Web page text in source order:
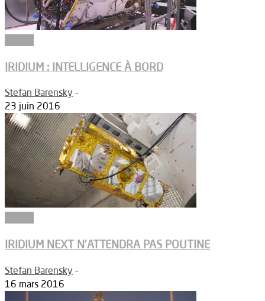
IRIDIUM : INTELLIGENCE À BORD
Stefan Barensky -
23 juin 2016
IRIDIUM NEXT N’ATTENDRA PAS POUTINE
Stefan Barensky -
16 mars 2016